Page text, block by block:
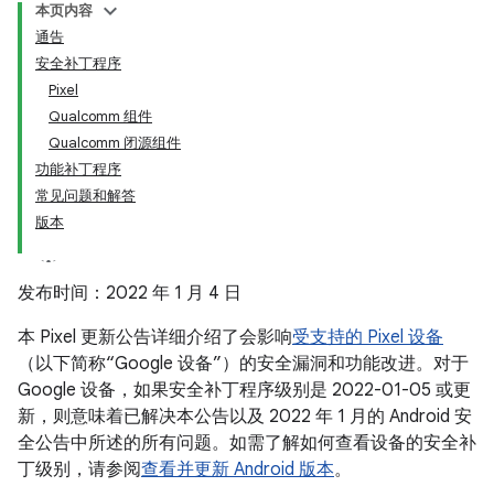
本页内容
通告
安全补丁程序
Pixel
Qualcomm 组件
Qualcomm 闭源组件
功能补丁程序
常见问题和解答
版本
发布时间：2022 年 1 月 4 日
本 Pixel 更新公告详细介绍了会影响受支持的 Pixel 设备
（以下简称“Google 设备”）的安全漏洞和功能改进。对于
Google 设备，如果安全补丁程序级别是 2022-01-05 或更
新，则意味着已解决本公告以及 2022 年 1 月的 Android 安
全公告中所述的所有问题。如需了解如何查看设备的安全补
丁级别，请参阅查看并更新 Android 版本。